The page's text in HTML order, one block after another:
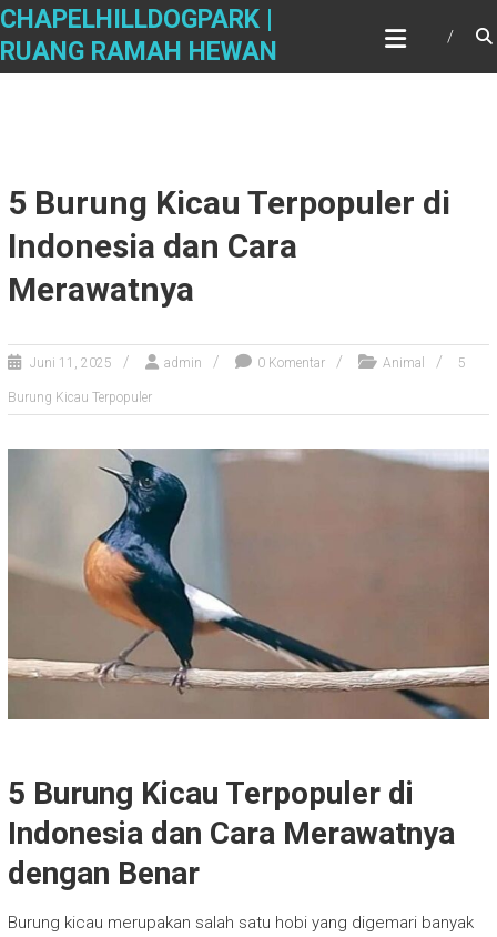
Skip
content
CHAPELHILLDOGPARK |
RUANG RAMAH HEWAN
5 Burung Kicau Terpopuler di
Indonesia dan Cara
Merawatnya
Juni 11, 2025 admin 0 Komentar Animal 5
Burung Kicau Terpopuler
5 Burung Kicau Terpopuler di
Indonesia dan Cara Merawatnya
dengan Benar
Burung kicau merupakan salah satu hobi yang digemari banyak